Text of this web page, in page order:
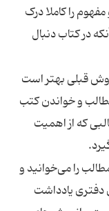
را کاملا درک
در کتاب دنبال
قبلی بهتر است
و خواندن کتب
که از اهمیت
را می‌خوانید و
دفتری یادداشت